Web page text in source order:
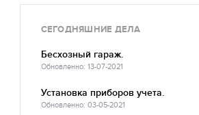
СЕГОДНЯШНИЕ ДЕЛА
Бесхозный гараж.
Обновленно: 13-07-2021
Установка приборов учета.
Обновленно: 03-05-2021